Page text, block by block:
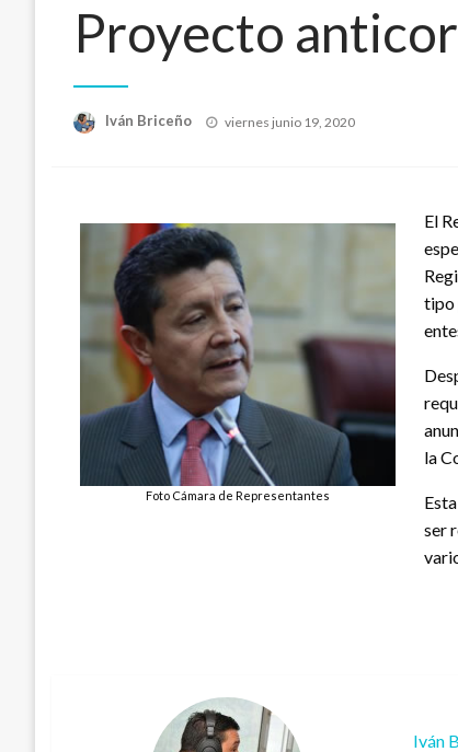
Proyecto
Iván Briceño
Publicado
viernes junio 19, 2020
Foto Cámara de Representantes
El
tipo
la
ser
Iván